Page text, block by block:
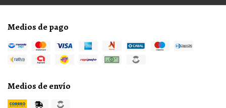
Medios de pago
Medios de envío